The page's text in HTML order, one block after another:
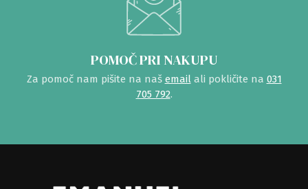
POMOČ PRI NAKUPU
Za pomoč nam pišite na naš email ali pokličite na 031
705 792.